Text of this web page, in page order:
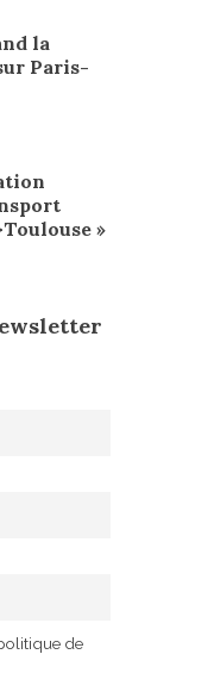
la
Paris-
»
de